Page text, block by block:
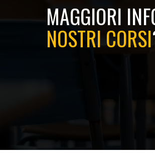
MAGGIORI
NOSTRI CORSI